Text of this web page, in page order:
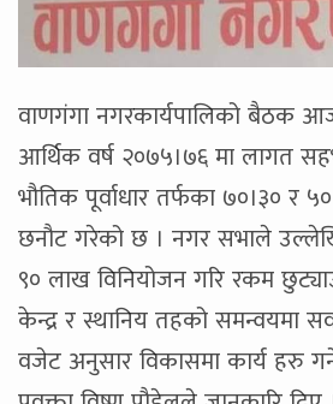
वाणगंगा नगरकार्यपालिको बैठक
आर्थिक वर्ष २०७५।७६ मा लागत
भौतिक पूर्वाधार तर्फका ७०।३० र
छनौट गरेको छ । नगर सभाले
९० लाख विनियोजन गरि रकम
केन्द्र र स्थानिय तहको समन्वयमा
वजेट अनुसार विकासमा कार्य हरु